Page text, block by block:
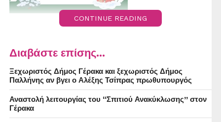
CONTINUE READING
Διαβάστε επίσης...
Ξεχωριστός Δήμος Γέρακα και ξεχωριστός Δήμος
Παλλήνης αν βγει ο Αλέξης Τσίπρας πρωθυπουργός
Αναστολή λειτουργίας του “Σπιτιού Ανακύκλωσης” στον
Γέρακα